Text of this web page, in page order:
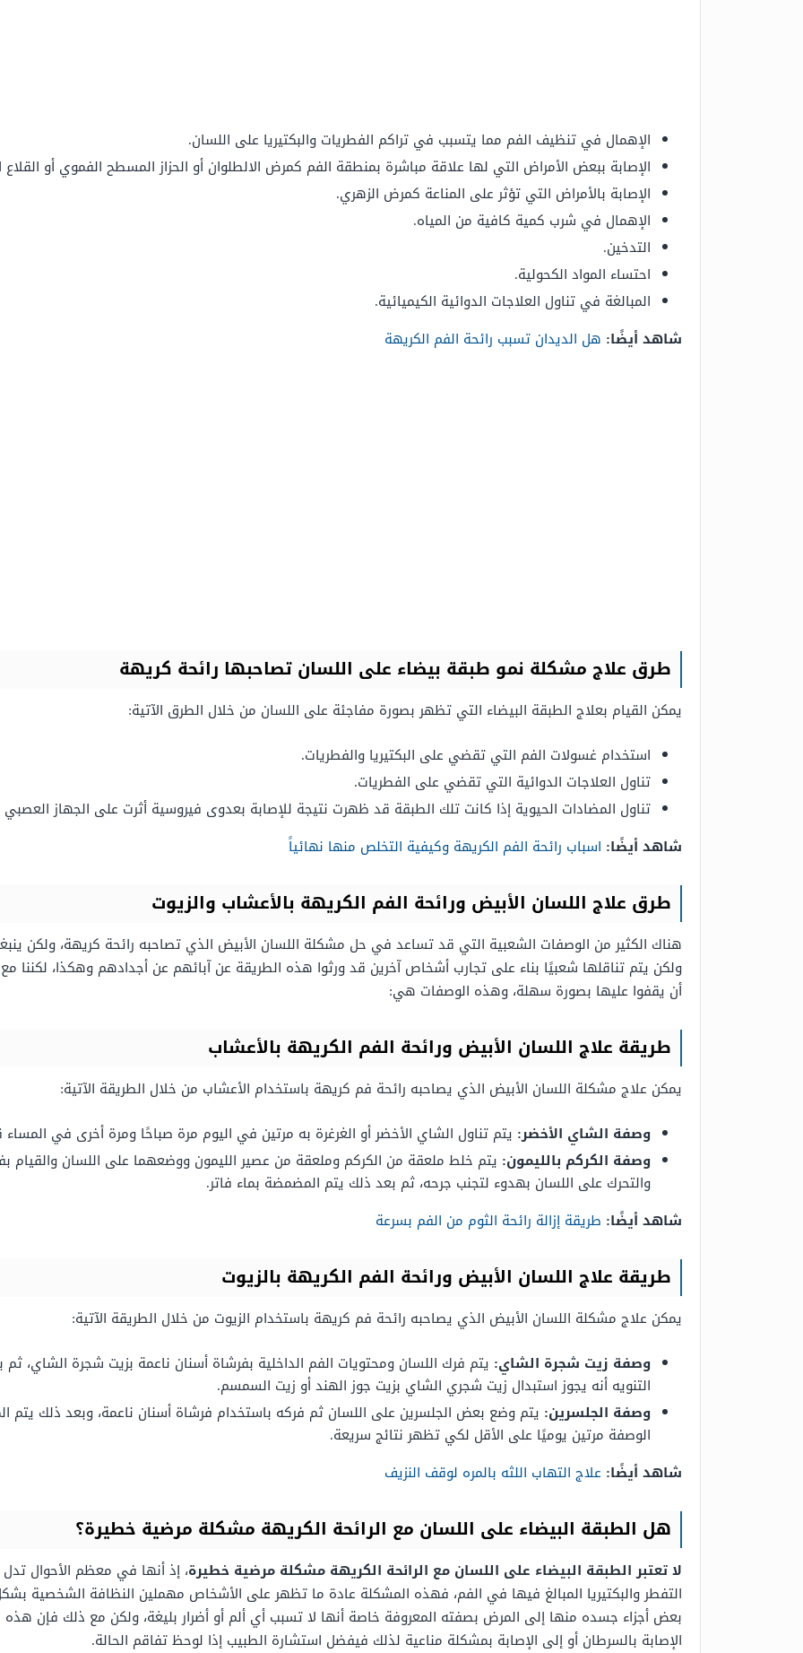
الإهمال في تنظيف الفم مما يتسبب في تراكم الفطريات والبكتيريا على اللسان.
الإصابة ببعض الأمراض التي لها علاقة مباشرة بمنطقة الفم كمرض الالطلوان أو الحزاز المسطح الفموي أو
الإصابة بالأمراض التي تؤثر على المناعة كمرض الزهري.
الإهمال في شرب كمية كافية من المياه.
التدخين.
احتساء المواد الكحولية.
المبالغة في تناول العلاجات الدوائية الكيميائية.
شاهد أيضًا: هل الديدان تسبب رائحة الفم الكريهة
طرق علاج مشكلة نمو طبقة بيضاء على اللسان تصاحبها رائحة كريهة
يمكن القيام بعلاج الطبقة البيضاء التي تظهر بصورة مفاجئة على اللسان من خلال الطرق الآتية:
استخدام غسولات الفم التي تقضي على البكتيريا والفطريات.
تناول العلاجات الدوائية التي تقضي على الفطريات.
تناول المضادات الحيوية إذا كانت تلك الطبقة قد ظهرت نتيجة للإصابة بعدوى فيروسية أثرت على الجهاز
شاهد أيضًا: اسباب رائحة الفم الكريهة وكيفية التخلص منها نهائياً
طرق علاج اللسان الأبيض ورائحة الفم الكريهة بالأعشاب والزيوت
هناك الكثير من الوصفات الشعبية التي قد تساعد في حل مشكلة اللسان الأبيض الذي تصاحبه رائحة كريهة، ولكن
ولكن يتم تناقلها شعبيًا بناء على تجارب أشخاص آخرين قد ورثوا هذه الطريقة عن آبائهم عن أجدادهم وهكذا،
أن يقفوا عليها بصورة سهلة، وهذه الوصفات هي:
طريقة علاج اللسان الأبيض ورائحة الفم الكريهة بالأعشاب
يمكن علاج مشكلة اللسان الأبيض الذي يصاحبه رائحة فم كريهة باستخدام الأعشاب من خلال الطريقة الآتية:
وصفة الشاي الأخضر: يتم تناول الشاي الأخضر أو الغرغرة به مرتين في اليوم مرة صباحًا ومرة أخرى في المساء
وصفة الكركم بالليمون: يتم خلط ملعقة من الكركم وملعقة من عصير الليمون ووضعهما على اللسان والقيام
والتحرك على اللسان بهدوء لتجنب جرحه، ثم بعد ذلك يتم المضمضة بماء فاتر.
شاهد أيضًا: طريقة إزالة رائحة الثوم من الفم بسرعة
طريقة علاج اللسان الأبيض ورائحة الفم الكريهة بالزيوت
يمكن علاج مشكلة اللسان الأبيض الذي يصاحبه رائحة فم كريهة باستخدام الزيوت من خلال الطريقة الآتية:
وصفة زيت شجرة الشاي: يتم فرك اللسان ومحتويات الفم الداخلية بفرشاة أسنان ناعمة بزيت شجرة الشاي،
التنويه أنه يجوز استبدال زيت شجري الشاي بزيت جوز الهند أو زيت السمسم.
وصفة الجلسرين: يتم وضع بعض الجلسرين على اللسان ثم فركه باستخدام فرشاة أسنان ناعمة، وبعد ذلك يتم
الوصفة مرتين يوميًا على الأقل لكي تظهر نتائج سريعة.
شاهد أيضًا: علاج التهاب اللثه بالمره لوقف النزيف
هل الطبقة البيضاء على اللسان مع الرائحة الكريهة مشكلة مرضية خطيرة؟
لا تعتبر الطبقة البيضاء على اللسان مع الرائحة الكريهة مشكلة مرضية خطيرة، إذ أنها في معظم الأحوال
التفطر والبكتيريا المبالغ فيها في الفم، فهذه المشكلة عادة ما تظهر على الأشخاص مهملين النظافة الشخصية
بعض أجزاء جسده منها إلى المرض بصفته المعروفة خاصة أنها لا تسبب أي ألم أو أضرار بليغة، ولكن مع ذلك فإن
الإصابة بالسرطان أو إلى الإصابة بمشكلة مناعية لذلك فيفضل استشارة الطبيب إذا لوحظ تفاقم الحالة.